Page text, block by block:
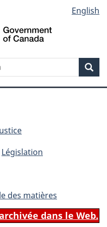
au
contenu
la
English
Législation
des matières
dans le Web.